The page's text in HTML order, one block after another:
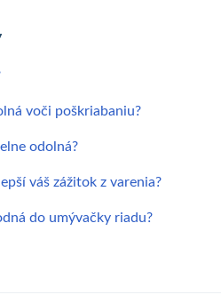
voči poškriabaniu?
odolná?
váš zážitok z varenia?
do umývačky riadu?